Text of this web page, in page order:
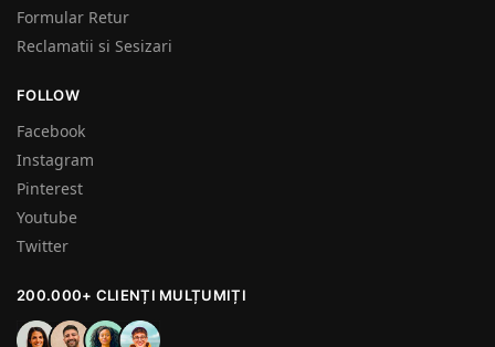
Formular Retur
Reclamatii si Sesizari
FOLLOW
Facebook
Instagram
Pinterest
Youtube
Twitter
200.000+ CLIENȚI MULȚUMIȚI